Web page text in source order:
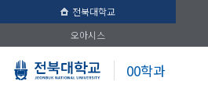
전북대학교
오아시스
00학과